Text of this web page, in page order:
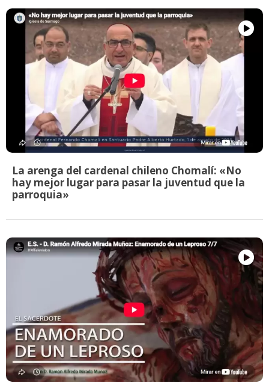
La arenga del cardenal chileno Chomalí: «No
hay mejor lugar para pasar la juventud que la
parroquia»